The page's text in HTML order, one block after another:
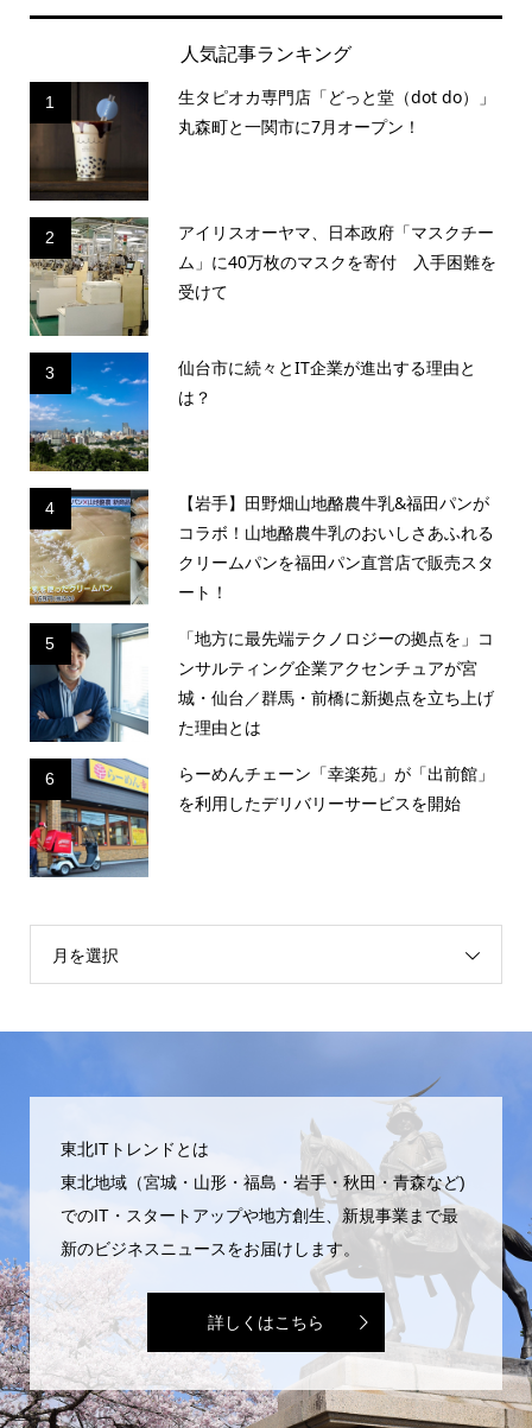
人気記事ランキング
1
生タピオカ専門店「どっと堂（dot do）」
丸森町と一関市に7月オープン！
2
アイリスオーヤマ、日本政府「マスクチー
ム」に40万枚のマスクを寄付 入手困難を
受けて
3
仙台市に続々とIT企業が進出する理由と
は？
4
【岩手】田野畑山地酪農牛乳&福田パンが
コラボ！山地酪農牛乳のおいしさあふれる
クリームパンを福田パン直営店で販売スタ
ート！
5
「地方に最先端テクノロジーの拠点を」コ
ンサルティング企業アクセンチュアが宮
城・仙台／群馬・前橋に新拠点を立ち上げ
た理由とは
6
らーめんチェーン「幸楽苑」が「出前館」
を利用したデリバリーサービスを開始
月を選択
東北ITトレンドとは
東北地域（宮城・山形・福島・岩手・秋田・青森など)
でのIT・スタートアップや地方創生、新規事業まで最
新のビジネスニュースをお届けします。
詳しくはこちら